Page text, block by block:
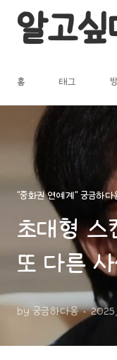
알고
홈 태그
"중화권 연예계" 궁금하다
초대형 스
또 다른
"경요"작
신 숨긴
by 궁금하다옹